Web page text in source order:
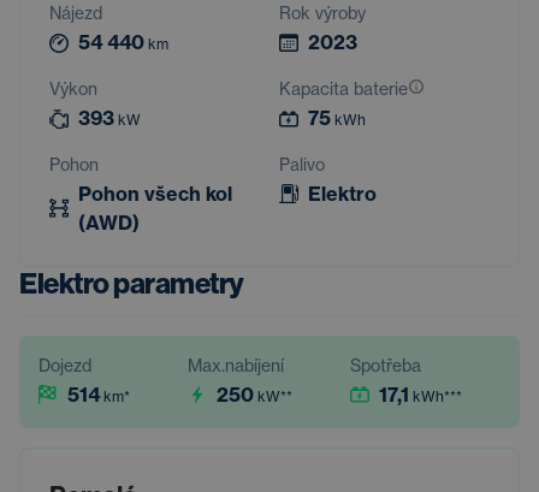
Nájezd
54 440 km
Rok výroby
2023
Výkon
393 kW
Kapacita baterie
75 kWh
Pohon
Pohon všech kol
(AWD)
Palivo
Elektro
Elektro parametry
Dojezd
514 km*
Max.nabíjení
250 kW**
Spotřeba
17,1 kWh***